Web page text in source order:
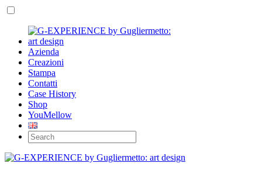
Azienda
Creazioni
Stampa
Contatti
Case History
Shop
YouMellow